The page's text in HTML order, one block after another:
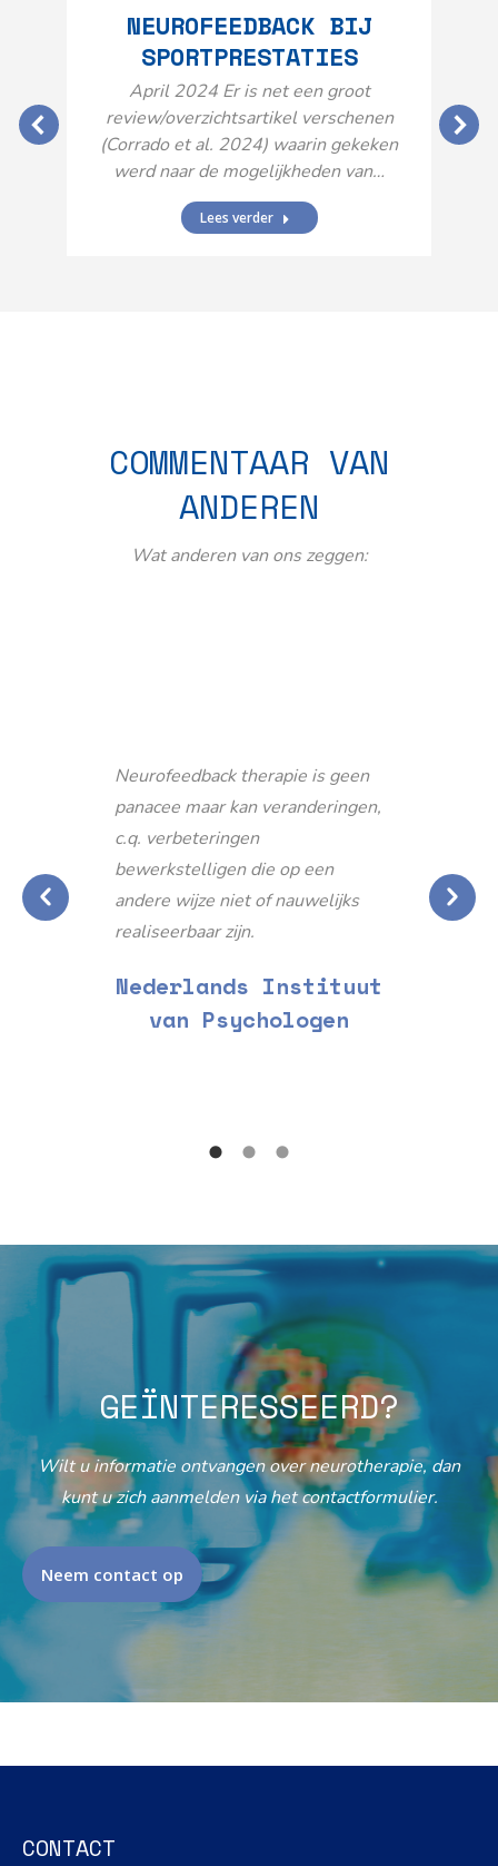
NEUROFEEDBACK BIJ
SPORTPRESTATIES
April 2024 Er is net een groot
review/overzichtsartikel verschenen
(Corrado et al. 2024) waarin gekeken
werd naar de mogelijkheden van…
Lees verder
COMMENTAAR VAN
ANDEREN
Wat anderen van ons zeggen:
Neurofeedback therapie is geen
panacee maar kan veranderingen,
c.q. verbeteringen
bewerkstelligen die op een
andere wijze niet of nauwelijks
realiseerbaar zijn.
Nederlands Instituut
van Psychologen
GEÏNTERESSEERD?
Wilt u informatie ontvangen over neurotherapie, dan
kunt u zich aanmelden via het contactformulier.
Neem contact op
CONTACT